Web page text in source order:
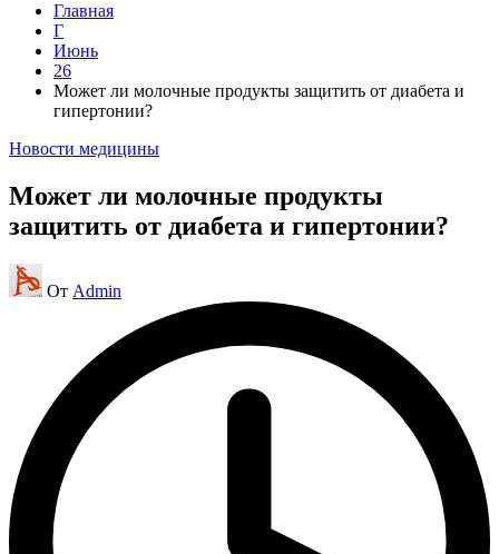
Главная
Г
Июнь
26
Может ли молочные продукты защитить от диабета и
гипертонии?
Опубликовано
Новости медицины
Может ли молочные продукты
защитить от диабета и гипертонии?
Запись
от
От Admin